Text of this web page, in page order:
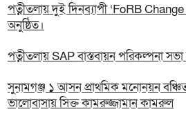
পত্নীতলায় দুই দিনব্যাপী ‘FoRB
অনুষ্ঠিত।
পত্নীতলায় SAP বাস্তবায়ন পরিকল্পনা সভা
সুনামগঞ্জ ১ আসন প্রাথমিক মনোনয়ন
ভালোবাসায় সিক্ত কামরুজ্জামান কামরুল